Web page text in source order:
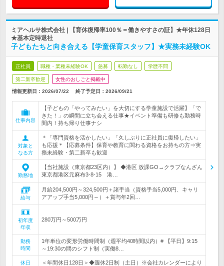
ミアヘルサ株式会社 | 【育休復帰率100％＝働きやすさの証】★年休128日
★基本定時退社
子どもたちと向き合える【学童保育スタッフ】★実務未経験OK
正社員 職種・業種未経験OK 急募 転勤なし 学歴不問
第二新卒歓迎 女性のおしごと掲載中
情報更新日：2026/07/22 終了予定日： 2026/09/21
仕事内容
【子どもの「やってみたい」を大切にする学童施設で活躍】「で
きた！」の瞬間に立ち会える仕事★イベント準備も研修も勤務時
間内！持ち帰り仕事ナシ
対象と
なる方
＊「専門資格を活かしたい」「久しぶりに正社員に復帰したい」
も応援＊【応募条件】保育や教育に関わる資格をお持ちの方⇒実
務未経験・第二新卒も歓迎
勤務地
【当社施設（東京都23区内）】 ◆港区 放課GO→クラブなんざん
東京都港区元麻布3-8-15 港…
給与
月給204,500円～324,500円＋諸手当（資格手当5,000円、キャリ
アアップ手当5,000円～）＋賞与年2回…
初年度
年収
280万円～500万円
勤務
時間
1年単位の変形労働時間制（週平均40時間以内）# 【平日】9:15
～19:30の間のシフト制（実働8…
休日
＜年間休日128日＞◆週休2日制（土日）※会社カレンダーにより